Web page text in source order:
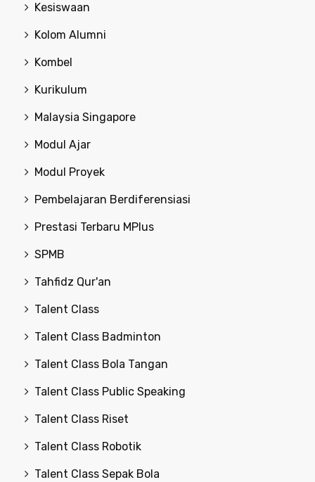
Kesiswaan
Kolom Alumni
Kombel
Kurikulum
Malaysia Singapore
Modul Ajar
Modul Proyek
Pembelajaran Berdiferensiasi
Prestasi Terbaru MPlus
SPMB
Tahfidz Qur'an
Talent Class
Talent Class Badminton
Talent Class Bola Tangan
Talent Class Public Speaking
Talent Class Riset
Talent Class Robotik
Talent Class Sepak Bola